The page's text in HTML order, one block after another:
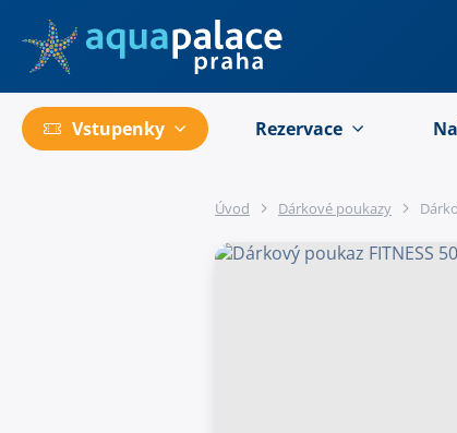
Vstupenky Rezervace
Úvod Dárkové poukazy